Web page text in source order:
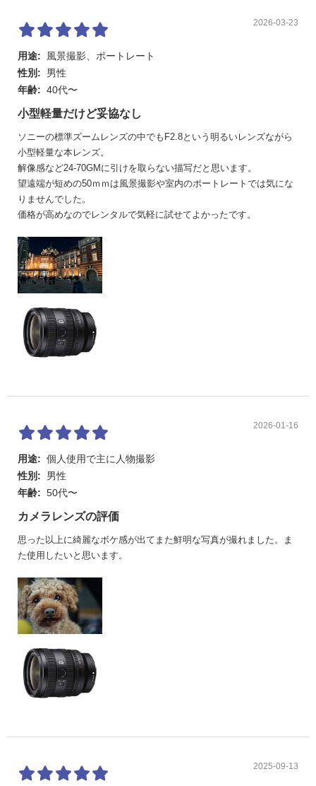
2026-03-23
用途:
風景撮影、ポートレート
性別:
男性
年齢: 40代〜
小型軽量だけど妥協なし
ソニーの標準ズームレンズの中でもF2.8という明るいレンズながら
小型軽量な本レンズ。
解像感など24-70GMに引けを取らない描写だと思います。
望遠端が短めの50ｍｍは風景撮影や室内のポートレートでは気にな
りませんでした。
価格が高めなのでレンタルで気軽に試せてよかったです。
2026-01-16
用途: 個人使用で主に人物撮影
性別:
男性
年齢: 50代〜
カメラレンズの評価
思った以上に綺麗なボケ感が出てまた鮮明な写真が撮れました。ま
た使用したいと思います。
2025-09-13